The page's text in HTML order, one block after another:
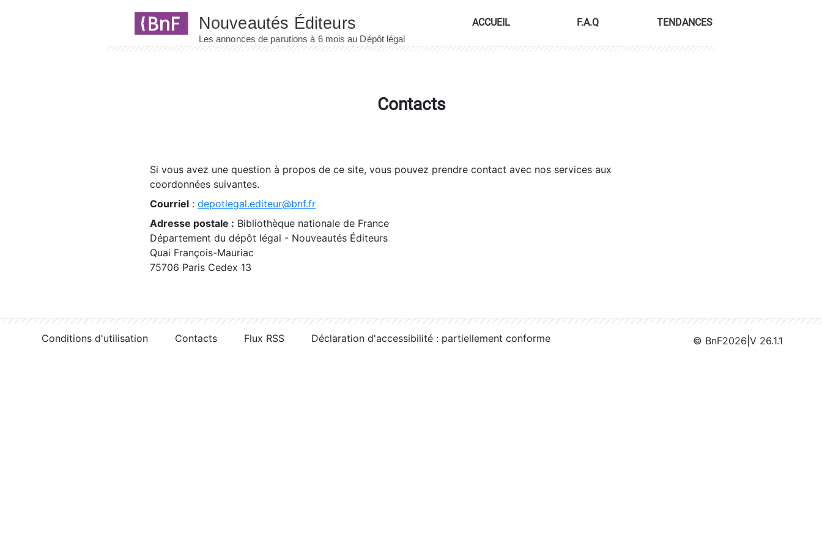
ACCUEIL F.A.Q TENDANCES
Contacts
Si vous avez une question à propos de ce site, vous pouvez prendre contact avec nos services aux
coordonnées suivantes.
Courriel : depotlegal.editeur@bnf.fr
Adresse postale : Bibliothèque nationale de France
Département du dépôt légal - Nouveautés Éditeurs
Quai François-Mauriac
75706 Paris Cedex 13
Conditions d'utilisation Contacts Flux RSS Déclaration d'accessibilité : partiellement conforme © BnF2026 V 26.1.1